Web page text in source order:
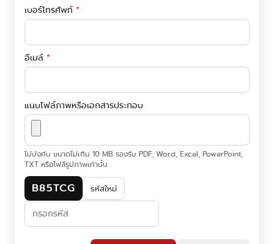
เบอร์โทรศัพท์ *
อีเมล์ *
แนบไฟล์ภาพหรือเอกสารประกอบ
ไม่บังคับ ขนาดไม่เกิน 10 MB รองรับ PDF, Word, Excel, PowerPoint,
TXT หรือไฟล์รูปภาพเท่านั้น
B85TCG รหัสใหม่